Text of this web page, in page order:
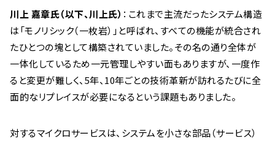
川上 嘉章氏（以下、川上氏） ：これまで主流だったシステム構造
は「モノリシック（一枚岩）」と呼ばれ、すべての機能が統合され
たひとつの塊として構築されていました。その名の通り全体が
一体化しているため一元管理しやすい面もありますが、一度作
ると変更が難しく、5年、10年ごとの技術革新が訪れるたびに全
面的なリプレイスが必要になるという課題もありました。
対するマイクロサービスは、システムを小さな部品（サービス）